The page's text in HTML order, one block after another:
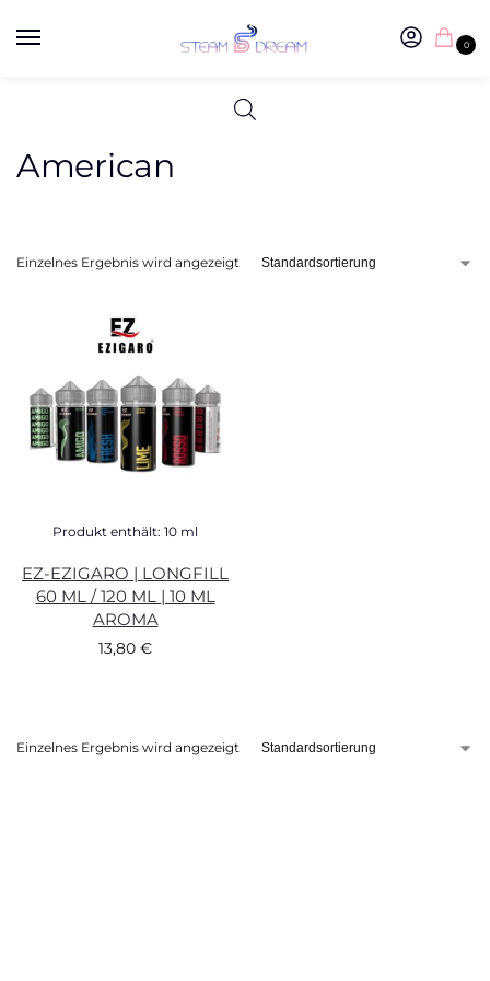
0
American
Einzelnes Ergebnis wird angezeigt
Produkt enthält: 10 ml
EZ-EZIGARO | LONGFILL
60 ML / 120 ML | 10 ML
AROMA
13,80 €
Einzelnes Ergebnis wird angezeigt